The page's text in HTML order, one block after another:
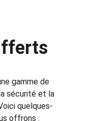
gamme de
sécurité et la
quelques-
offrons :